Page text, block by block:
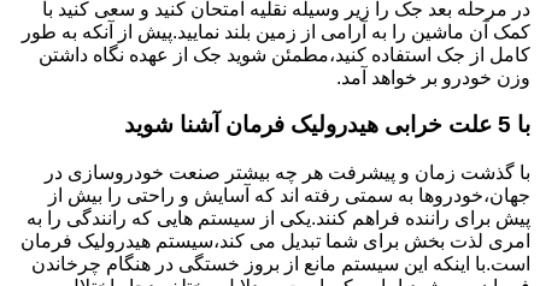
در مرحله بعد جک را زیر وسیله نقلیه امتحان کنید و سعی کنید با
کمک آن ماشین را به آرامی از زمین بلند نمایید.پیش از آنکه به طور
کامل از جک استفاده کنید،مطمئن شوید جک از عهده نگاه داشتن
وزن خودرو بر خواهد آمد.
با 5 علت خرابی هیدرولیک فرمان آشنا شوید
با گذشت زمان و پیشرفت هر چه بیشتر صنعت خودروسازی در
جهان،خودروها به سمتی رفته اند که آسایش و راحتی را بیش از
پیش برای راننده فراهم کنند.یکی از سیستم هایی که رانندگی را به
امری لذت بخش برای شما تبدیل می کند،سیستم هیدرولیک فرمان
است.با اینکه این سیستم مانع از بروز خستگی در هنگام چرخاندن